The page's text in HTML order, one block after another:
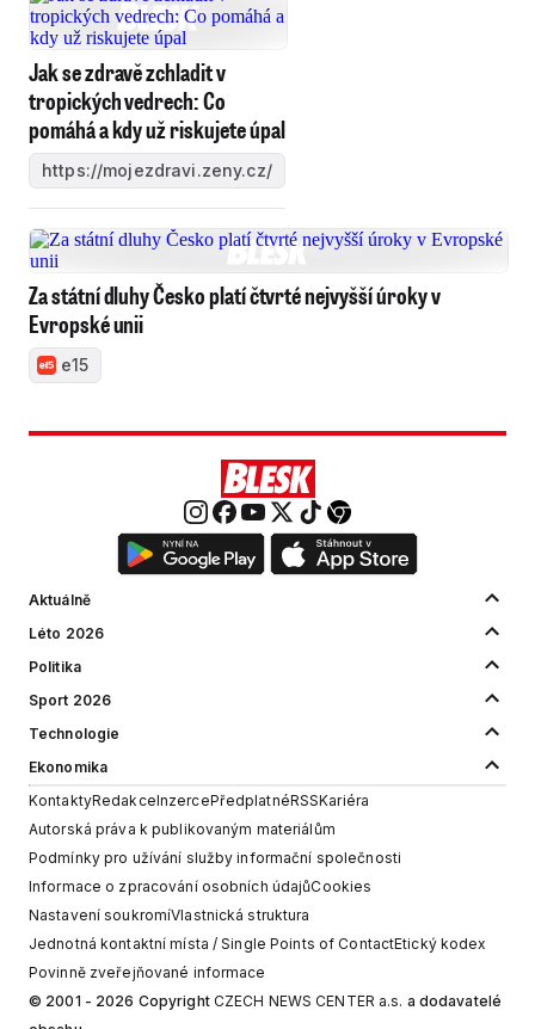
Jak se zdravě zchladit v
tropických vedrech: Co
pomáhá a kdy už riskujete úpal
https://mojezdravi.zeny.cz/
Za státní dluhy Česko platí čtvrté nejvyšší úroky v
Evropské unii
e15
Aktuálně
Léto 2026
Politika
Sport 2026
Technologie
Ekonomika
KontaktyRedakceInzercePředplatnéRSSKariéra
Autorská práva k publikovaným materiálům
Podmínky pro užívání služby informační společnosti
Informace o zpracování osobních údajůCookies
Nastavení soukromíVlastnická struktura
Jednotná kontaktní místa / Single Points of ContactEtický kodex
Povinně zveřejňované informace
© 2001 - 2026 Copyright CZECH NEWS CENTER a.s. a dodavatelé